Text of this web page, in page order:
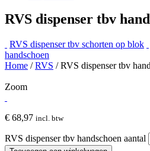
RVS dispenser tbv
RVS dispenser tbv schorten op blok
handschoen
Home /RVS / RVS dispenser tbv
Zoom
€ 68,97 incl. btw
RVS dispenser tbv handschoen aantal